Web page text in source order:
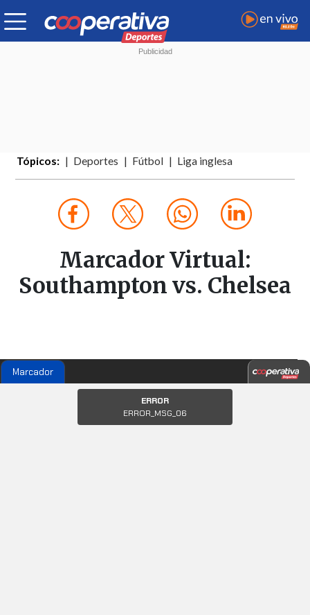
Tópicos: Deportes Fútbol Liga inglesa
Marcador Virtual:
Southampton vs. Chelsea
Marcador